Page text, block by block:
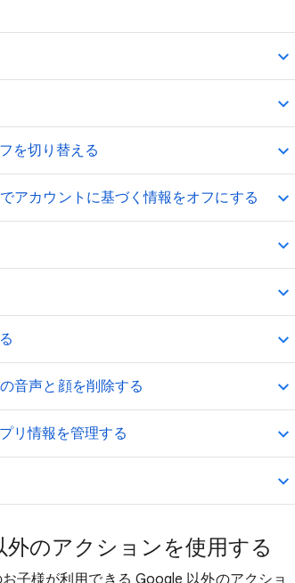
を切り替える
アカウントに基づく情報をオフにする
音声と顔を削除する
リ情報を管理する
のアクションを使用する
子様が利用できる Google 以外のアクショ